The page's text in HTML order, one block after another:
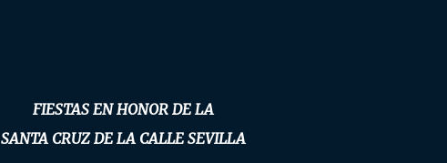
FIESTAS EN HONOR DE LA
SANTA CRUZ DE LA CALLE SEVILLA